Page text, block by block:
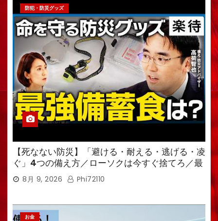
防犯・防災グッズ
【死なない防災】「避ける・耐える・逃げる・凌
ぐ」4つの備え方／ローソクは今すぐ捨てろ／最
強備蓄食は「羊羹」／トイレ備蓄がなければ食料
も無意味
8月 9, 2026 Phi72110
お金